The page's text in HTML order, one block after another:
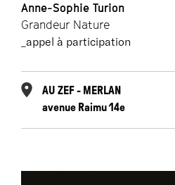
Anne-Sophie Turion
Grandeur Nature
_appel à participation
AU ZEF - MERLAN
avenue Raimu 14e